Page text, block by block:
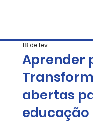
Aprender
abertas
18 de fev.